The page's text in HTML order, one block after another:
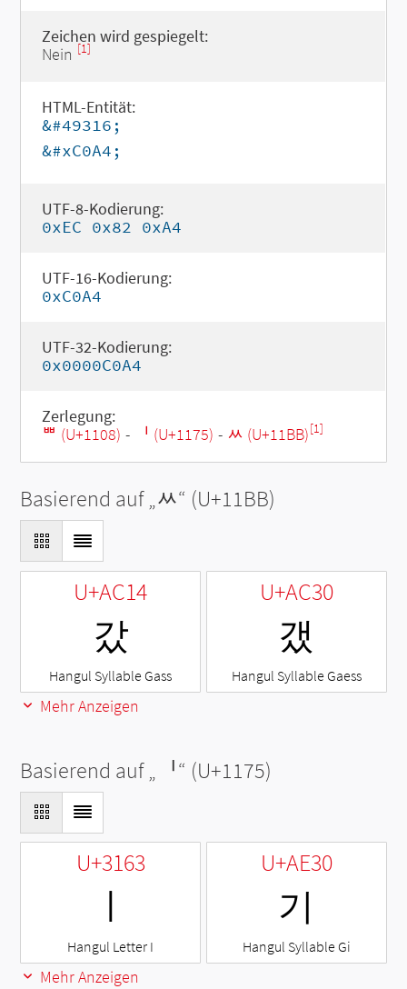
Zeichen wird gespiegelt:
Nein [1]
HTML-Entität:
&#49316;
&#xC0A4;
UTF-8-Kodierung:
0xEC 0x82 0xA4
UTF-16-Kodierung:
0xC0A4
UTF-32-Kodierung:
0x0000C0A4
Zerlegung:
ᄈ (U+1108) - ᅵ (U+1175) - ᆻ (U+11BB)[1]
Basierend auf „ᆻ“ (U+11BB)
U+AC14
갔
Hangul Syllable Gass
U+AC30
갰
Hangul Syllable Gaess
Mehr Anzeigen
Basierend auf „ ᅵ“ (U+1175)
U+3163
ㅣ
Hangul Letter I
U+AE30
기
Hangul Syllable Gi
Mehr Anzeigen